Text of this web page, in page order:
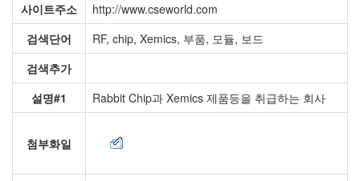
사이트주소
http://www.cseworld.com
검색단어
RF, chip, Xemics, 부품, 모듈, 보드
검색추가
설명#1
Rabbit Chip과 Xemics 제품등을 취급하는 회사
첨부화일